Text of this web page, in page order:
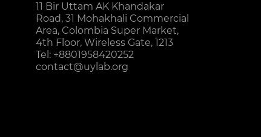
11 Bir Uttam AK Khandakar
Road, 31 Mohakhali Commercial
Area, Colombia Super Market,
4th Floor, Wireless Gate, 1213
Tel: +8801958420252
contact@uylab.org